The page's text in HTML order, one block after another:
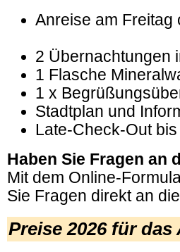
Anreise am Freitag
2 Übernachtungen
1 Flasche
1 x
Stadtplan und
Late-Check-Out
Haben Sie Fragen an
Mit dem Online-
Sie Fragen direkt an
Preise 2026 für